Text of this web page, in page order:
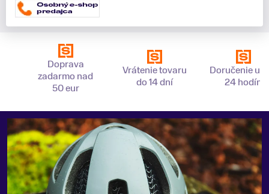
Doprava
zadarmo nad
50 eur
Vrátenie tovaru
do 14 dní
Doručenie už
24 hodín